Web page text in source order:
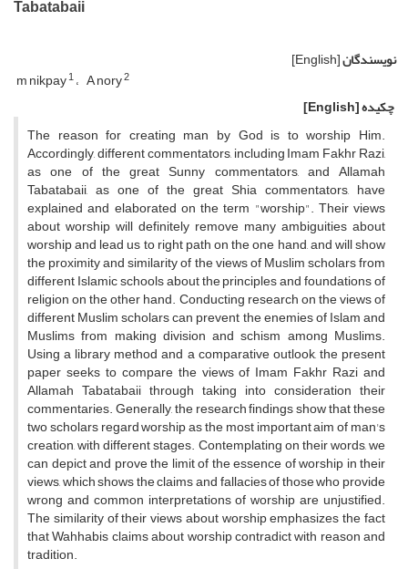
Tabatabaii
نویسندگان[English]
m nikpay1 A nory2
چکیده[English]
The reason for creating man by God is to worship Him.
Accordingly, different commentators, including Imam Fakhr Razi,
as one of the great Sunny commentators, and Allamah
Tabatabaii, as one of the great Shia commentators, have
explained and elaborated on the term "worship". Their views
about worship will definitely remove many ambiguities about
worship and lead us to right path on the one hand, and will show
the proximity and similarity of the views of Muslim scholars from
different Islamic schools about the principles and foundations of
religion on the other hand. Conducting research on the views of
different Muslim scholars can prevent the enemies of Islam and
Muslims from making division and schism among Muslims.
Using a library method and a comparative outlook, the present
paper seeks to compare the views of Imam Fakhr Razi and
Allamah Tabatabaii through taking into consideration their
commentaries. Generally, the research findings show that these
two scholars regard worship as the most important aim of man's
creation, with different stages. Contemplating on their words, we
can depict and prove the limit of the essence of worship in their
views, which shows the claims and fallacies of those who provide
wrong and common interpretations of worship are unjustified.
The similarity of their views about worship emphasizes the fact
that Wahhabis claims about worship contradict with reason and
tradition.